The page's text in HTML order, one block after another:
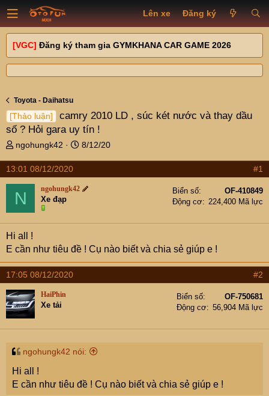
Lên xe Đăng ký
[VGC] Đăng ký tham gia GYMKHANA CAR GAME 2026
Toyota - Daihatsu
[Thảo luận]
camry 2010 LD , súc két nước và thay dầu
số ? Hỏi gara uy tín !
T
r
e
d
s
t
a
r
e
r
ngohungk42
N
y
g
8/12/20
13:01 08/12/2020 #1
N ngohungk42
Xe đạp
Biển số
OF-410849
Động cơ
224,400 Mã lực
Hi all !
E cần như tiêu đề ! Cụ nào biết và chia sẻ giúp e !
17:05 08/12/2020 #2
HaiPhin
Xe tải
Biển số
OF-750681
Động cơ
56,904 Mã lực
ngohungk42 nói:
Hi all !
E cần như tiêu đề ! Cụ nào biết và chia sẻ giúp e !